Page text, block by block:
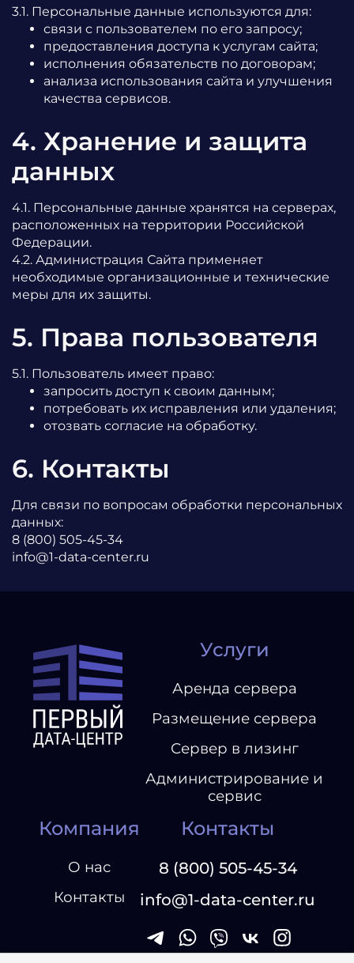
3.1. Персональные данные используются для:
связи с пользователем по его запросу;
предоставления доступа к услугам сайта;
исполнения обязательств по договорам;
анализа использования сайта и улучшения
качества сервисов.
4. Хранение и защита
данных
4.1. Персональные данные хранятся на серверах,
расположенных на территории Российской
Федерации.
4.2. Администрация Сайта применяет
необходимые организационные и технические
меры для их защиты.
5. Права пользователя
5.1. Пользователь имеет право:
запросить доступ к своим данным;
потребовать их исправления или удаления;
отозвать согласие на обработку.
6. Контакты
Для связи по вопросам обработки персональных
данных:
8 (800) 505-45-34
info@1-data-center.ru
Услуги
Аренда сервера
Размещение сервера
Сервер в лизинг
Администрирование и
сервис
Компания
О нас
Контакты
Контакты
8 (800) 505-45-34
info@1-data-center.ru